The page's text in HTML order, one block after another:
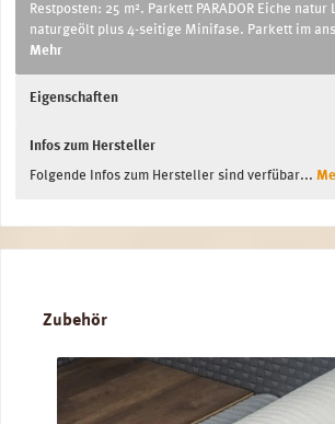
Restposten: 25 m². Parkett PARADOR Eiche natur
naturgeölt plus 4-seitige Minifase. Parkett im
Mehr
Eigenschaften
Infos zum Hersteller
Folgende Infos zum Hersteller sind verfübar...
Produktgalerie überspringen
Zubehör